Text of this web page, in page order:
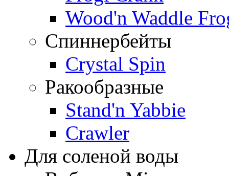
Wood'n Waddle
Спиннербейты
Crystal Spin
Ракообразные
Stand'n Yabbie
Crawler
Для соленой воды